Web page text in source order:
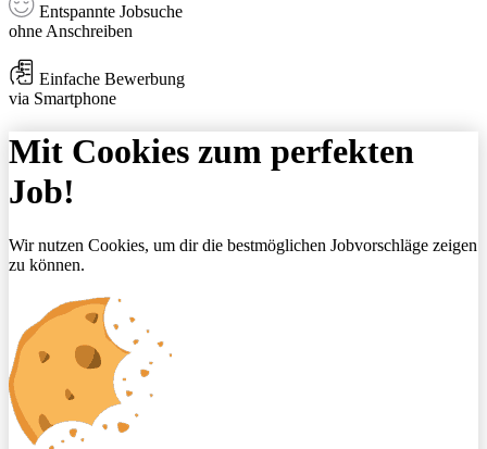
Entspannte Jobsuche
ohne Anschreiben
Einfache Bewerbung
via Smartphone
Mit Cookies zum perfekten
Job!
Wir nutzen Cookies, um dir die bestmöglichen Jobvorschläge zeigen
zu können.